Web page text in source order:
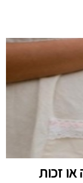
או זכות